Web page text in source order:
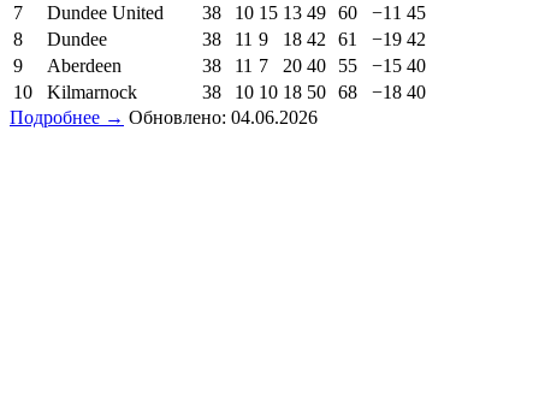
7 Dundee United 38 10 15 13 49 60 −11 45
8
Dundee 38 11 9 18 42 61 −19 42
9
Aberdeen 38 11 7 20 40 55 −15 40
10
Kilmarnock 38 10 10 18 50 68 −18 40
Подробнее → Обновлено: 04.06.2026